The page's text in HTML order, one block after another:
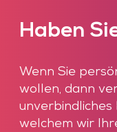
Haben
Wenn Sie
wollen, dann
unverbindliches
welchem wir